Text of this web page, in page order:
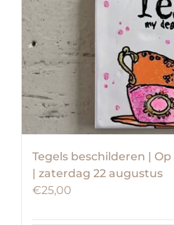
Tegels beschilderen |
| zaterdag 22 augustus
€25,00